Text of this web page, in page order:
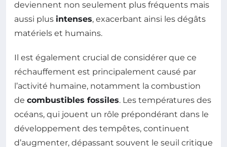
deviennent non seulement plus fréquents mais
aussi plus intenses, exacerbant ainsi les dégâts
matériels et humains.
Il est également crucial de considérer que ce
réchauffement est principalement causé par
l’activité humaine, notamment la combustion
de combustibles fossiles. Les températures des
océans, qui jouent un rôle prépondérant dans le
développement des tempêtes, continuent
d’augmenter, dépassant souvent le seuil critique